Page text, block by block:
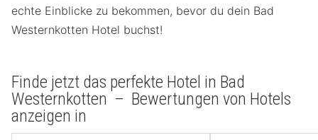
echte Einblicke zu bekommen, bevor du dein Bad
Westernkotten Hotel buchst!
Finde jetzt das perfekte Hotel in Bad
Westernkotten – Bewertungen von Hotels
anzeigen in